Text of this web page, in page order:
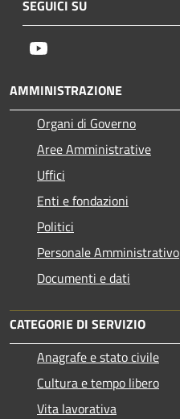
SEGUICI SU
AMMINISTRAZIONE
Organi di Governo
Aree Amministrative
Uffici
Enti e fondazioni
Politici
Personale Amministrativo
Documenti e dati
CATEGORIE DI SERVIZIO
Anagrafe e stato civile
Cultura e tempo libero
Vita lavorativa